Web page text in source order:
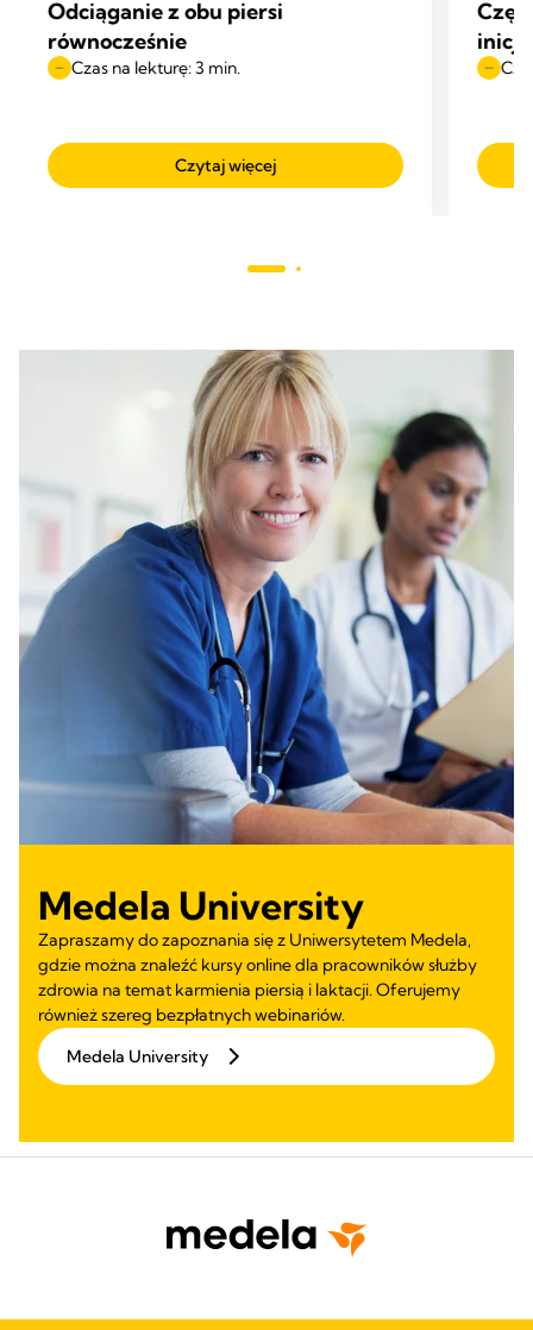
Odciąganie z obu piersi
równocześnie
Czas na lekturę: 3 min.
Czytaj więcej
Medela University
Zapraszamy do zapoznania się z Uniwersytetem Medela,
gdzie można znaleźć kursy online dla pracowników służby
zdrowia na temat karmienia piersią i laktacji. Oferujemy
również szereg bezpłatnych webinariów.
Medela University